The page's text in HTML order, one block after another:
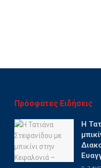
Πρόσφατες Ειδήσεις
Η